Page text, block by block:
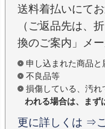
送料着払いにてお
（ご返品先は、
換のご案内」メ
申し込まれた商品と
不良品等
損傷している、汚れ
われる場合は、まず
更に詳しくは ⇒